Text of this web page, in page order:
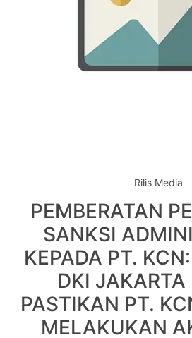
Rilis Media
PEMBERATAN
SANKSI
KEPADA PT.
DKI JAKARTA
PASTIKAN PT.
MELAKUKAN